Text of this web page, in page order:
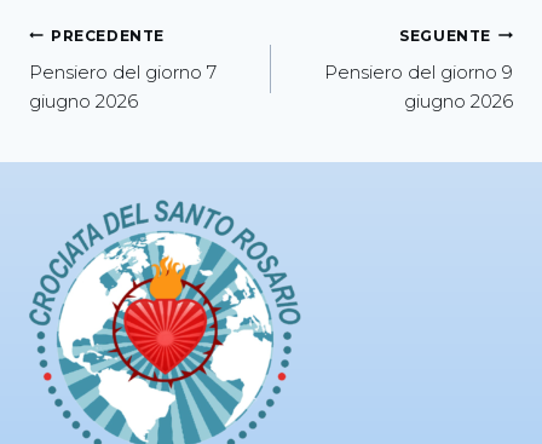
PRECEDENTE
Pensiero del giorno 7
giugno 2026
SEGUENTE
Pensiero del giorno 9
giugno 2026